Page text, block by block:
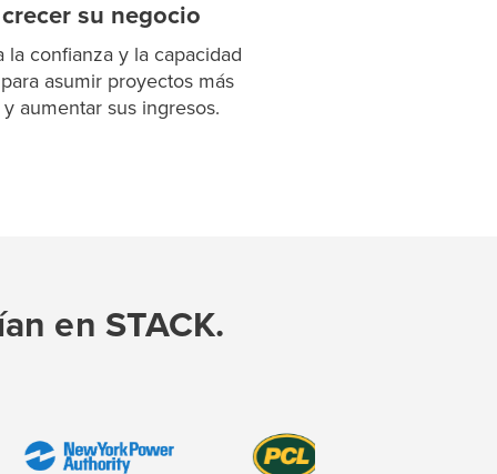
su negocio
la confianza y la capacidad
asumir proyectos más
aumentar sus ingresos.
en STACK.